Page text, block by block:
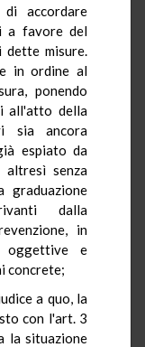
accordare
a favore del
misure.
in ordine al
ponendo
all'atto della
sia ancora
espiato da
altresì senza
graduazione
dalla
in
oggettive e
concrete;
a quo, la
con l'art. 3
la situazione